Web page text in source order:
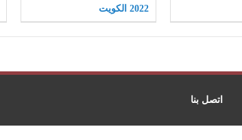
2022 الكويت
اتصل بنا